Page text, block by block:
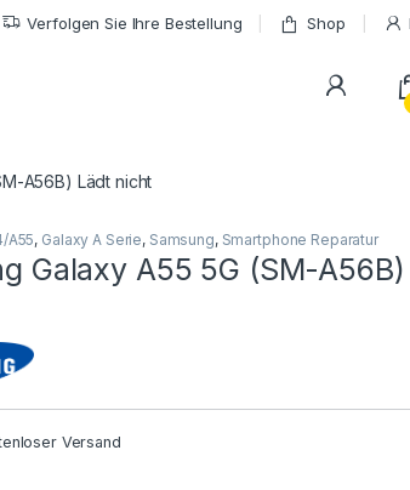
Verfolgen Sie Ihre Bestellung Shop
My
A56B) Lädt nicht
A55, Galaxy A Serie, Samsung, Smartphone Reparatur
Galaxy A55 5G (SM-
Versand